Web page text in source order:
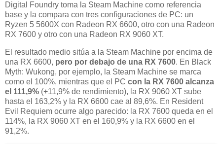
Digital Foundry toma la Steam Machine como referencia
base y la compara con tres configuraciones de PC: un
Ryzen 5 5600X con Radeon RX 6600, otro con una Radeon
RX 7600 y otro con una Radeon RX 9060 XT.
El resultado medio sitúa a la Steam Machine por encima de
una RX 6600, pero por debajo de una RX 7600. En Black
Myth: Wukong, por ejemplo, la Steam Machine se marca
como el 100%, mientras que el PC con la RX 7600 alcanza
el 111,9% (+11,9% de rendimiento), la RX 9060 XT sube
hasta el 163,2% y la RX 6600 cae al 89,6%. En Resident
Evil Requiem ocurre algo parecido: la RX 7600 queda en el
114%, la RX 9060 XT en el 160,9% y la RX 6600 en el
91,2%.